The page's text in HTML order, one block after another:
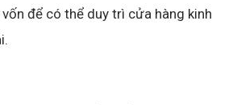
để có thể duy trì cửa hàng kinh